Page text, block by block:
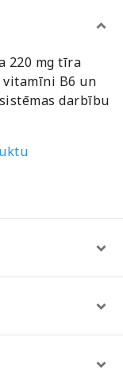
220 mg tīra
B6 un
darbību